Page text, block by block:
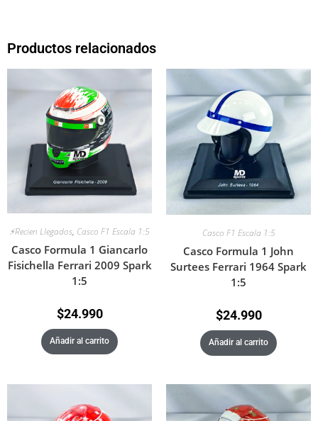
Productos relacionados
⚡Recien Llegados, Casco F1 Escala 1:5
Casco Formula 1 Giancarlo
Fisichella Ferrari 2009 Spark
1:5
$24.990
Añadir al carrito
Casco F1 Escala 1:5
Casco Formula 1 John
Surtees Ferrari 1964 Spark
1:5
$24.990
Añadir al carrito